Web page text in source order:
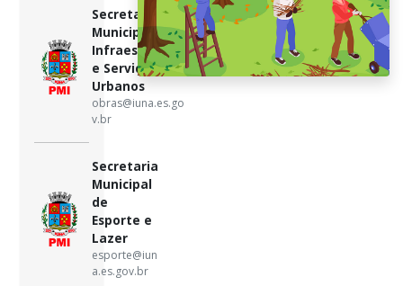
Secretaria
Municipal de
Infraestrutura
e Serviços
Urbanos
obras@iuna.es.go
v.br
Secretaria
Municipal
de
Esporte e
Lazer
esporte@iun
a.es.gov.br